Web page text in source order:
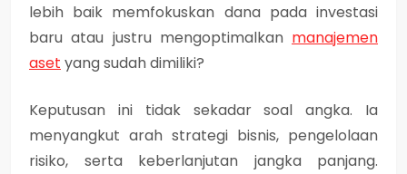
lebih baik memfokuskan dana pada investasi
baru atau justru mengoptimalkan manajemen
aset yang sudah dimiliki?
Keputusan ini tidak sekadar soal angka. Ia
menyangkut arah strategi bisnis, pengelolaan
risiko, serta keberlanjutan jangka panjang.